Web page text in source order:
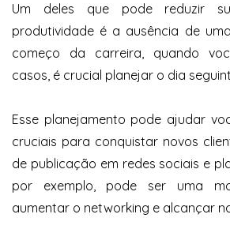
Um deles que pode reduzir
produtividade é a ausência de
começo da carreira, quando
casos, é crucial planejar o dia
Esse planejamento pode ajudar
cruciais para conquistar novos
de publicação em redes sociais e
por exemplo, pode ser uma
aumentar o networking e alcançar